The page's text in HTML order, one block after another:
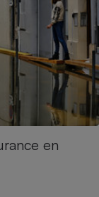
en